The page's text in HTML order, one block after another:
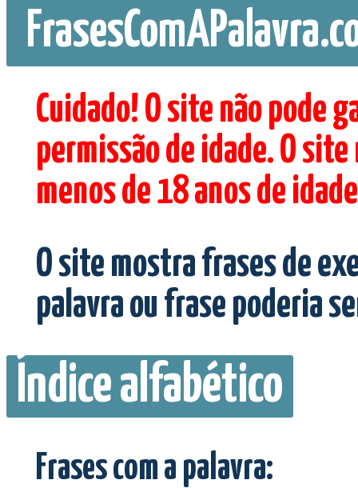
Cuidado! O site não pode
permissão de idade. O
menos de 18 anos de
O site mostra frases de
palavra ou frase poderia
Índice alfabético
Frases com a palavra: